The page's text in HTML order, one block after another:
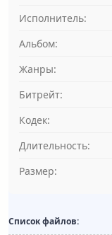
Исполнитель:
Альбом:
Жанры:
Битрейт:
Кодек:
Длительность:
Размер:
Список файлов: